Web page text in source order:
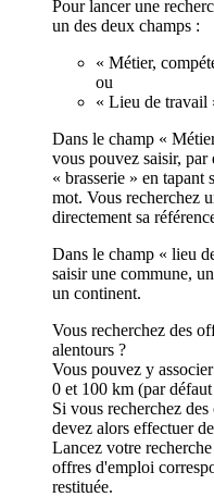
Pour lancer une
un des deux champs :
« Métier,
ou
« Lieu de travail
Dans le champ «
vous pouvez saisir,
« brasserie » en tapant
mot. Vous recherchez
directement sa
Dans le champ « lieu
saisir une commune,
un continent.
Vous recherchez des
alentours ?
Vous pouvez y
0 et 100 km (par
Si vous recherchez
devez alors effectuer
Lancez votre
offres d'emploi
restituée.